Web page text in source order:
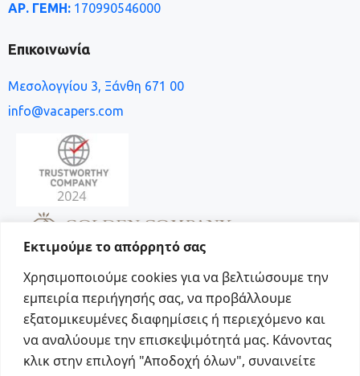
Εκτιμούμε το απόρρητό σας
Χρησιμοποιούμε cookies για να βελτιώσουμε την
εμπειρία περιήγησής σας, να προβάλλουμε
εξατομικευμένες διαφημίσεις ή περιεχόμενο και
να αναλύουμε την επισκεψιμότητά μας. Κάνοντας
κλικ στην επιλογή "Αποδοχή όλων", συναινείτε
ΑΡ. ΓΕΜΗ: 170990546000
Επικοινωνία
Μεσολογγίου 3, Ξάνθη 671 00
info@vacapers.com
Social